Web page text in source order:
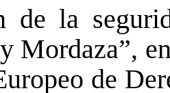
de la
Mordaza”,
de